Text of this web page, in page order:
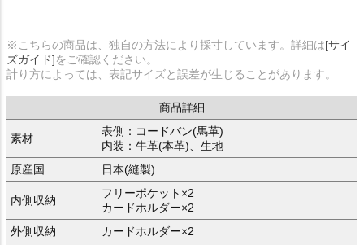
※こちらの商品は、独自の方法により採寸しています。詳細は[サイ
ズガイド]をご確認ください。
計り方によっては、表記サイズと誤差が生じることがあります。
商品詳細
素材
表側：コードバン(馬革)
内装：牛革(本革)、生地
原産国
日本(縫製)
内側収納
フリーポケット×2
カードホルダー×2
外側収納
カードホルダー×2